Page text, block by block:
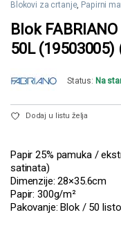
Blokovi za crtanje, Papirni
Blok
50L (19503005)
Status: Na
Dodaj u listu želja
Papir 25% pamuka /
satinata)
Dimenzije: 28×35.6cm
Papir: 300g/m²
Pakovanje: Blok / 50